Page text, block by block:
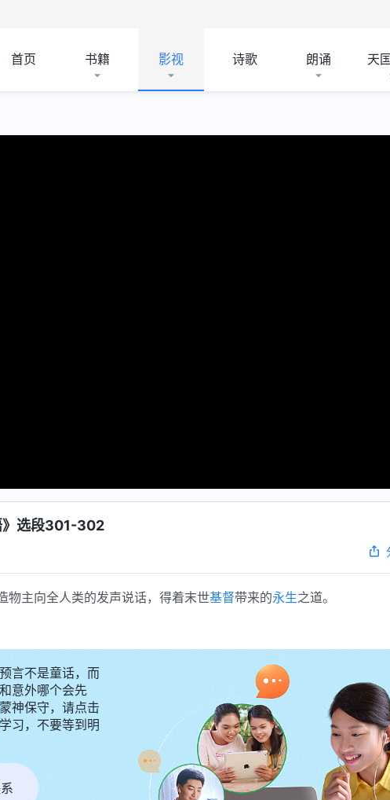
首页 书籍 影视 诗歌 朗诵 天
》选段301-302
物主向全人类的发声说话，得着末世基督带来的永生之道。
言不是童话，而
意外哪个会先
神保守，请点击
习，不要等到明